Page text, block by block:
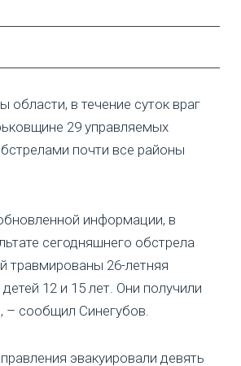
области, в течение суток враг
29 управляемых
почти все районы
информации, в
сегодняшнего обстрела
травмированы 26-летняя
12 и 15 лет. Они получили
– сообщил Синегубов.
эвакуировали девять